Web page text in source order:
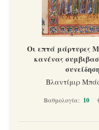
Οι επτά μάρτυρες
κανένας
συνείδηση
Βλαντίμιρ
Βαθμολογία: 10